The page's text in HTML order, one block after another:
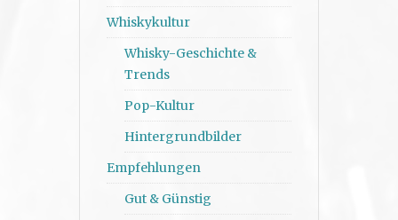
Whiskykultur
Whisky-Geschichte &
Trends
Pop-Kultur
Hintergrundbilder
Empfehlungen
Gut & Günstig